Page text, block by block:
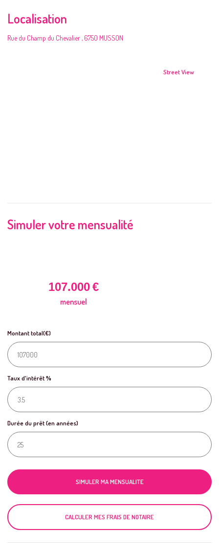
Localisation
Rue du Champ du Chevalier , 6750 MUSSON
Street View
Simuler votre mensualité
107.000 €
mensuel
Montant total(€)
Taux d'intérêt %
Durée du prêt (en années)
SIMULER MA MENSUALITE
CALCULER MES FRAIS DE NOTAIRE